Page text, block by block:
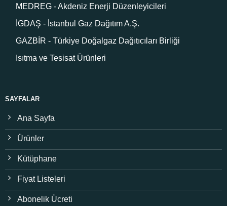
MEDREG - Akdeniz Enerji Düzenleyicileri
İGDAŞ - İstanbul Gaz Dağıtım A.Ş.
GAZBİR - Türkiye Doğalgaz Dağıtıcıları Birliği
Isıtma ve Tesisat Ürünleri
SAYFALAR
Ana Sayfa
Ürünler
Kütüphane
Fiyat Listeleri
Abonelik Ücreti